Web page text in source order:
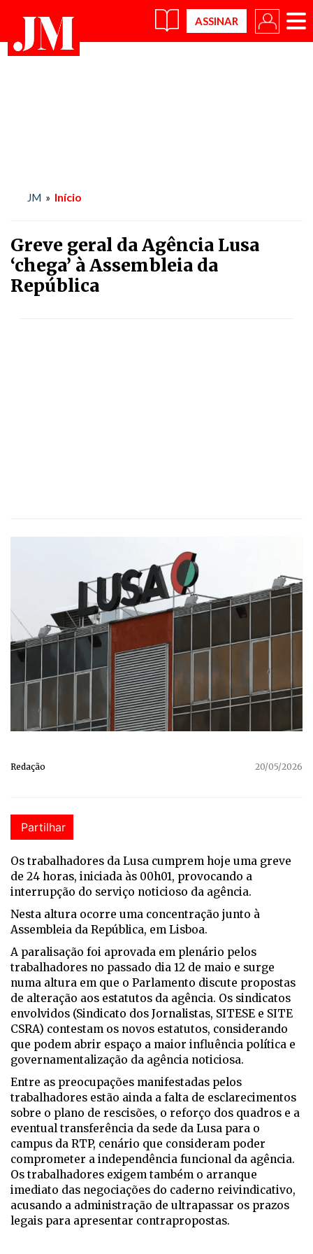
×
JM » Início
Greve geral da Agência Lusa
‘chega’ à Assembleia da
República
Redação 20/05/2026
Partilhar
Os trabalhadores da Lusa cumprem hoje uma greve
de 24 horas, iniciada às 00h01, provocando a
interrupção do serviço noticioso da agência.
Nesta altura ocorre uma concentração junto à
Assembleia da República, em Lisboa.
A paralisação foi aprovada em plenário pelos
trabalhadores no passado dia 12 de maio e surge
numa altura em que o Parlamento discute propostas
de alteração aos estatutos da agência. Os sindicatos
envolvidos (Sindicato dos Jornalistas, SITESE e SITE
CSRA) contestam os novos estatutos, considerando
que podem abrir espaço a maior influência política e
governamentalização da agência noticiosa.
Entre as preocupações manifestadas pelos
trabalhadores estão ainda a falta de esclarecimentos
sobre o plano de rescisões, o reforço dos quadros e a
eventual transferência da sede da Lusa para o
campus da RTP, cenário que consideram poder
comprometer a independência funcional da agência.
Os trabalhadores exigem também o arranque
imediato das negociações do caderno reivindicativo,
acusando a administração de ultrapassar os prazos
legais para apresentar contrapropostas.